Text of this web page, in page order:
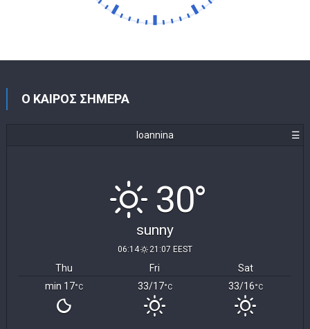
Ο ΚΑΙΡΟΣ ΣΗΜΕΡΑ
Ioannina ☰
30°
sunny
06:14 21:07 EEST
Thu Fri
Sat
min 17°C 33/17°C 33/16°C